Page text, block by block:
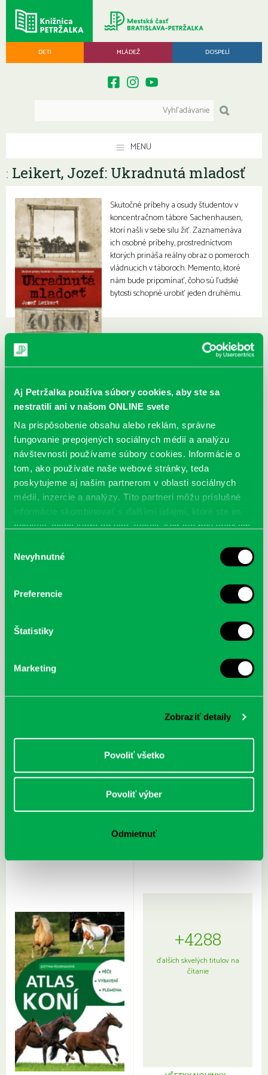
Aj Petržalka používa súbory cookies, aby ste sa
nestratili ani v našom ONLINE svete
Na prispôsobenie obsahu alebo reklám, správne
fungovanie prepojených sociálnych médií a analýzu
návštevnosti používame súbory cookies. Informácie o
tom, ako používate naše webové stránky, teda
poskytujeme aj našim partnerom v oblasti sociálnych
médií, inzercie a analýzy. Títo partneri môžu príslušné
informácie skombinovať s ďalšími údajmi, ktoré ste im
poskytli, alebo ktoré od vás získali, keď ste používali ich
súhlasu
Nevyhnutné
Preferencie
Štatistiky
Marketing
Zobraziť detaily
Povoliť všetko
Povoliť výber
Odmietnuť
DETI MLÁDEŽ DOSPELÍ
MENU
: Leikert, Jozef: Ukradnutá mladosť
Skutočné príbehy a osudy študentov v
koncentračnom tábore Sachenhausen,
ktorí našli v sebe silu žiť. Zaznamenáva
ich osobné príbehy, prostredníctvom
ktorých prináša reálny obraz o pomeroch
vládnucich v táboroch. Memento, ktoré
nám bude pripomínať, čoho sú ľudské
bytosti schopné urobiť jeden druhému.
McGrath, Andy: Tadej Pogačar:
nezastaviteľný
Sprievodca po hviezdnej oblohe
kompletný sprievodca
+4288
ďalších skvelých titulov na
čítanie